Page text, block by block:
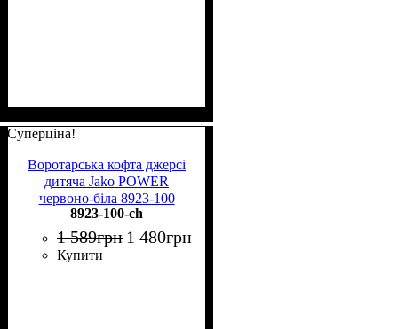
Суперціна!
Воротарська кофта джерсі
дитяча Jako POWER
червоно-біла 8923-100
8923-100-ch
1 589грн 1 480грн
Купити